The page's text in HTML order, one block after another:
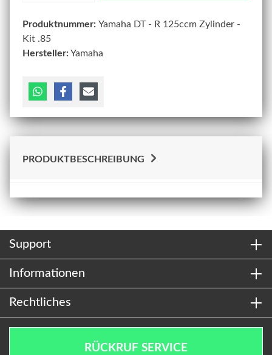
Produktnummer: Yamaha DT - R 125ccm Zylinder -
Kit .85
Hersteller: Yamaha
PRODUKTBESCHREIBUNG
Support
Informationen
Rechtliches
RÜCKRUF SERVICE